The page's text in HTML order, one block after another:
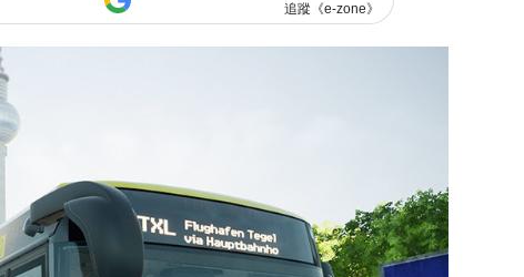
追蹤《e-zone》